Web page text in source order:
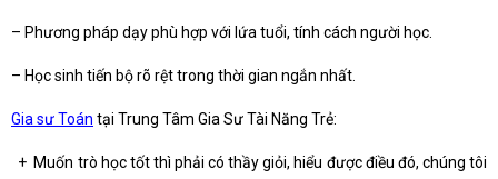
– Phương pháp dạy phù hợp với lứa tuổi, tính cách người học.
– Học sinh tiến bộ rõ rệt trong thời gian ngắn nhất.
Gia sư Toán tại Trung Tâm Gia Sư Tài Năng Trẻ:
+ Muốn trò học tốt thì phải có thầy giỏi, hiểu được điều đó, chúng tôi